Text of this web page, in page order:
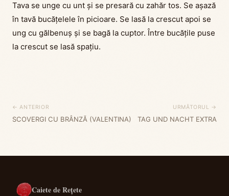
Tava se unge cu unt și se presară cu zahăr tos. Se așază
în tavă bucățelele în picioare. Se lasă la crescut apoi se
ung cu gălbenuș și se bagă la cuptor. Între bucățile puse
la crescut se lasă spațiu.
← ANTERIOR
SCOVERGI CU BRÂNZĂ (VALENTINA)
URMĂTORUL →
TAG UND NACHT EXTRA
Caiete de Rețete